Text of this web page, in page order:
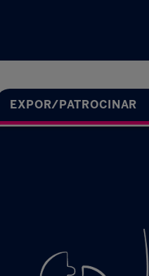
EXPOR/PATROCINAR